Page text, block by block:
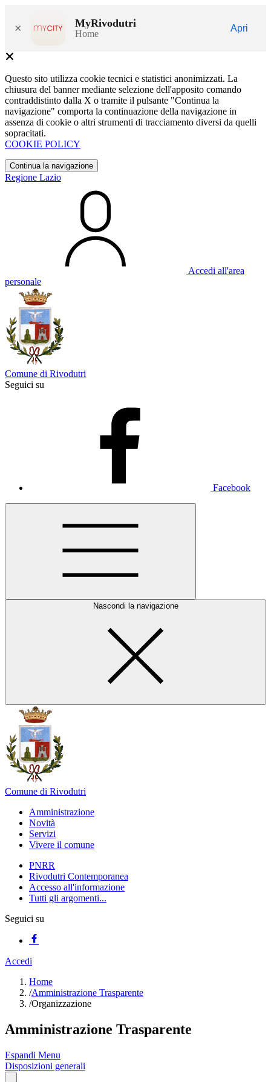
× MyRivodutri
Home
Apri
Questo sito utilizza cookie tecnici e statistici anonimizzati. La
chiusura del banner mediante selezione dell'apposito comando
contraddistinto dalla X o tramite il pulsante "Continua la
navigazione" comporta la continuazione della navigazione in
assenza di cookie o altri strumenti di tracciamento diversi da quelli
sopracitati.
COOKIE POLICY
Continua la navigazione
Regione Lazio
Accedi all'area
personale
Comune di Rivodutri
Seguici su
Facebook
Nascondi la navigazione
Comune di Rivodutri
Amministrazione
Novità
Servizi
Vivere il comune
PNRR
Rivodutri Contemporanea
Accesso all'informazione
Tutti gli argomenti...
Seguici su
Accedi
Home
/Amministrazione Trasparente
/Organizzazione
Amministrazione Trasparente
Espandi Menu
Disposizioni generali